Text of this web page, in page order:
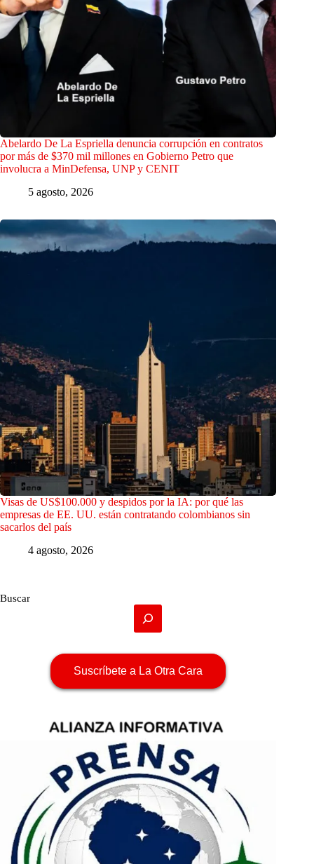
Abelardo De La Espriella denuncia corrupción en contratos
por más de $370 mil millones en Gobierno Petro que
involucra a MinDefensa, UNP y CENIT
5 agosto, 2026
Visas de US$100.000 y despidos por la IA: por qué las
empresas de EE. UU. están contratando colombianos sin
sacarlos del país
4 agosto, 2026
Buscar
Suscríbete a La Otra Cara